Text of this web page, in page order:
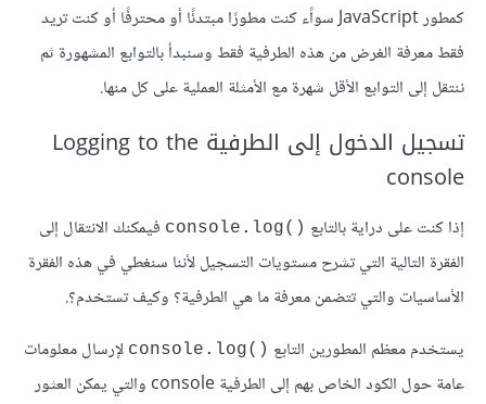
كمطور JavaScript سواًء كنت مطورًا مبتدئًا أو محترفًا أو كنت تريد
فقط معرفة الغرض من هذه الطرفية فقط وسنبدأ بالتوابع المشهورة ثم
ننتقل إلى التوابع الأقل شهرة مع الأمثلة العملية على كل منها.
تسجيل الدخول إلى الطرفية Logging to the
console
إذا كنت على دراية بالتابع ()console.log
فيمكنك الانتقال إلى
الفقرة التالية التي تشرح مستويات التسجيل لأننا سنغطي في هذه الفقرة
الأساسيات والتي تتضمن معرفة ما هي الطرفية؟ وكيف تستخدم؟.
يستخدم معظم المطورين التابع ()console.log
لإرسال معلومات
عامة حول الكود الخاص بهم إلى الطرفية console والتي يمكن العثور